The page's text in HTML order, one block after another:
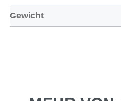
Gewicht